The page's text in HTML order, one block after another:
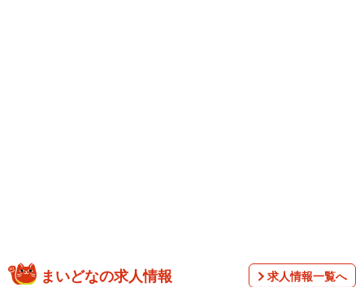
まいどなの求人情報 求人情報一覧へ